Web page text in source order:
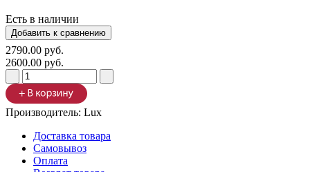
Есть в наличии
2790.00 руб.
2600.00 руб.
Производитель: Lux
Доставка товара
Самовывоз
Оплата